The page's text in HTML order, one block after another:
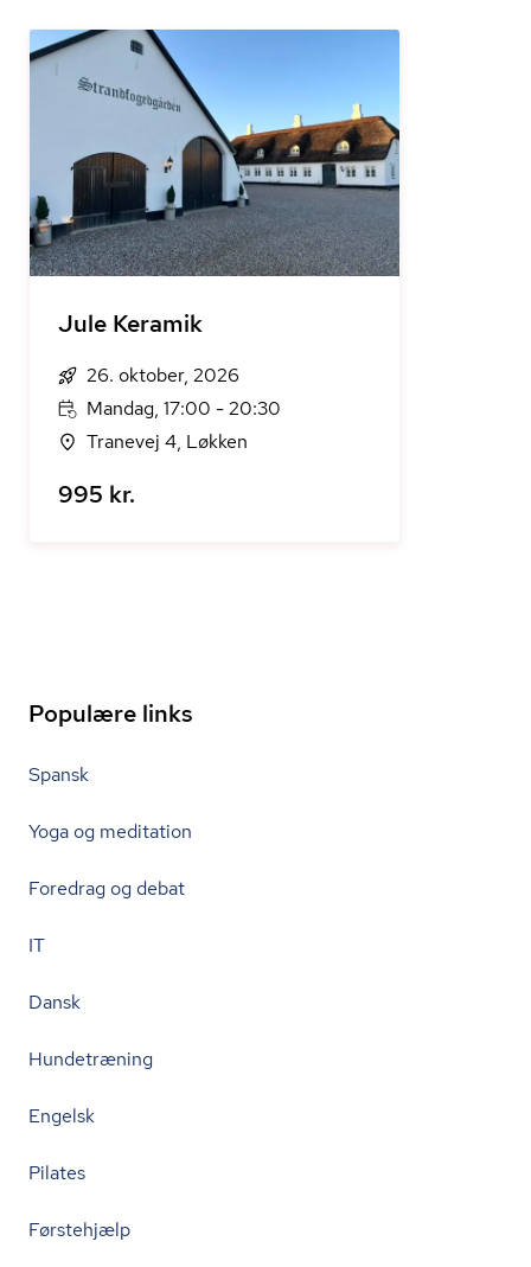
Jule Keramik
26. oktober, 2026
Mandag, 17:00 - 20:30
Tranevej 4, Løkken
995 kr.
Populære links
Spansk
Yoga og meditation
Foredrag og debat
IT
Dansk
Hundetræning
Engelsk
Pilates
Førstehjælp